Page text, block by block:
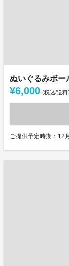
ぬいぐるみボー
¥6,000 (税込/送料
ご提供予定時期：12